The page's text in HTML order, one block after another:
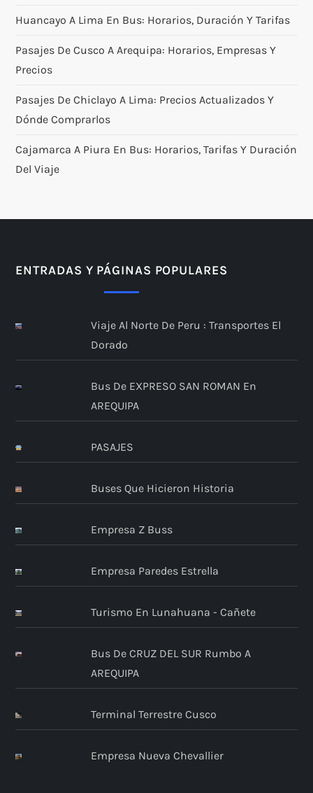
Huancayo A Lima En Bus: Horarios, Duración Y Tarifas
Pasajes De Cusco A Arequipa: Horarios, Empresas Y
Precios
Pasajes De Chiclayo A Lima: Precios Actualizados Y
Dónde Comprarlos
Cajamarca A Piura En Bus: Horarios, Tarifas Y Duración
Del Viaje
ENTRADAS Y PÁGINAS POPULARES
Viaje Al Norte De Peru : Transportes El
Dorado
Bus De EXPRESO SAN ROMAN En
AREQUIPA
PASAJES
Buses Que Hicieron Historia
Empresa Z Buss
Empresa Paredes Estrella
Turismo En Lunahuana - Cañete
Bus De CRUZ DEL SUR Rumbo A
AREQUIPA
Terminal Terrestre Cusco
Empresa Nueva Chevallier